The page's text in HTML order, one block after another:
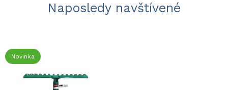
Naposledy navštívené
Novinka